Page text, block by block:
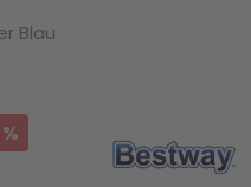
Blau
%